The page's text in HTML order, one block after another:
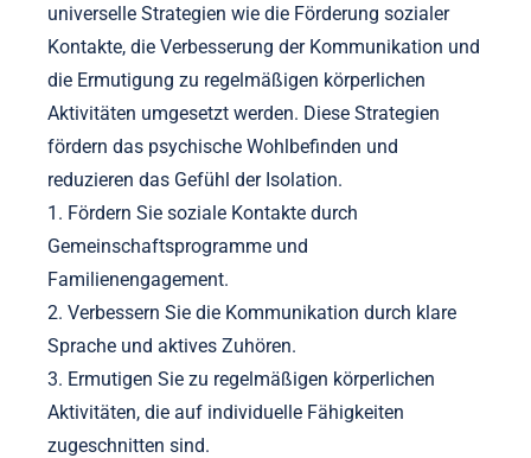
universelle Strategien wie die Förderung sozialer
Kontakte, die Verbesserung der Kommunikation und
die Ermutigung zu regelmäßigen körperlichen
Aktivitäten umgesetzt werden. Diese Strategien
fördern das psychische Wohlbefinden und
reduzieren das Gefühl der Isolation.
1. Fördern Sie soziale Kontakte durch
Gemeinschaftsprogramme und
Familienengagement.
2. Verbessern Sie die Kommunikation durch klare
Sprache und aktives Zuhören.
3. Ermutigen Sie zu regelmäßigen körperlichen
Aktivitäten, die auf individuelle Fähigkeiten
zugeschnitten sind.